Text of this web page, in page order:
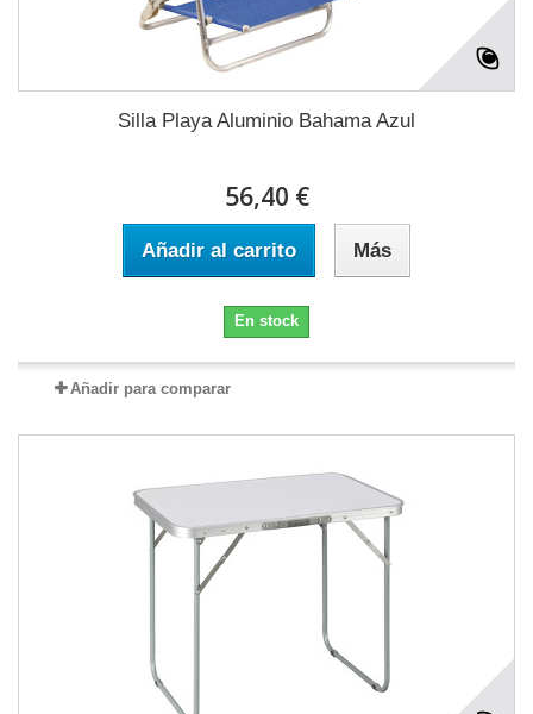
Silla Playa Aluminio Bahama Azul
56,40 €
Añadir al carrito Más
En stock
Añadir para comparar